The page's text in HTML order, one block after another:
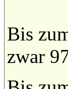
Bis
zwar